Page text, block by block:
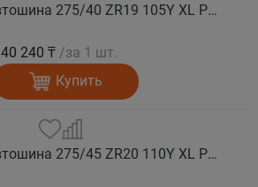
COMFORSER Автошина 275/40 ZR19 105Y XL PURESPEED лето
40 240 ₸ /за 1 шт.
Купить
COMFORSER Автошина 275/45 ZR20 110Y XL PURESPEED лето